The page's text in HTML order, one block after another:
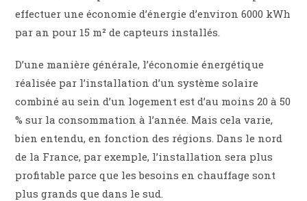
effectuer une économie d’énergie d’environ 6000 kWh
par an pour 15 m² de capteurs installés.
D’une manière générale, l’économie énergétique
réalisée par l’installation d’un système solaire
combiné au sein d’un logement est d’au moins 20 à 50
% sur la consommation à l’année. Mais cela varie,
bien entendu, en fonction des régions. Dans le nord
de la France, par exemple, l’installation sera plus
profitable parce que les besoins en chauffage sont
plus grands que dans le sud.